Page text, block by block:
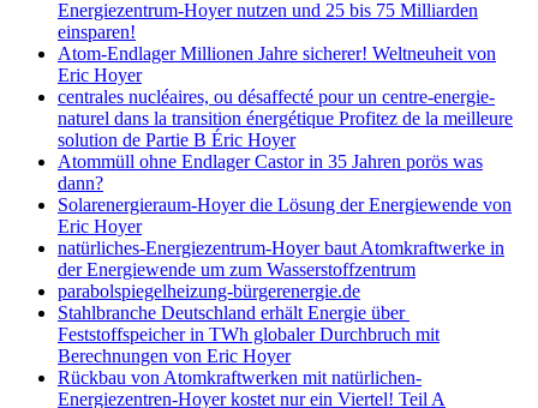
Energiezentrum-Hoyer nutzen und 25 bis 75 Milliarden
einsparen!
Atom-Endlager Millionen Jahre sicherer! Weltneuheit von
Eric Hoyer
centrales nucléaires, ou désaffecté pour un centre-energie-
naturel dans la transition énergétique Profitez de la meilleure
solution de Partie B Éric Hoyer
Atommüll ohne Endlager Castor in 35 Jahren porös was
dann?
Solarenergieraum-Hoyer die Lösung der Energiewende von
Eric Hoyer
natürliches-Energiezentrum-Hoyer baut Atomkraftwerke in
der Energiewende um zum Wasserstoffzentrum
parabolspiegelheizung-bürgerenergie.de
Stahlbranche Deutschland erhält Energie über
Feststoffspeicher in TWh globaler Durchbruch mit
Berechnungen von Eric Hoyer
Rückbau von Atomkraftwerken mit natürlichen-
Energiezentren-Hoyer kostet nur ein Viertel! Teil A